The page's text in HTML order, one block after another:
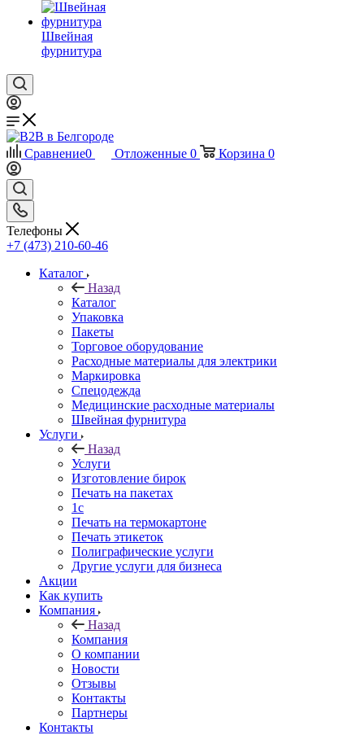
Швейная
фурнитура
Сравнение0 Отложенные 0 Корзина 0
Телефоны
+7 (473) 210-60-46
Каталог
Назад
Каталог
Упаковка
Пакеты
Торговое оборудование
Расходные материалы для электрики
Маркировка
Спецодежда
Медицинские расходные материалы
Швейная фурнитура
Услуги
Назад
Услуги
Изготовление бирок
Печать на пакетах
1c
Печать на термокартоне
Печать этикеток
Полиграфические услуги
Другие услуги для бизнеса
Акции
Как купить
Компания
Назад
Компания
О компании
Новости
Отзывы
Контакты
Партнеры
Контакты